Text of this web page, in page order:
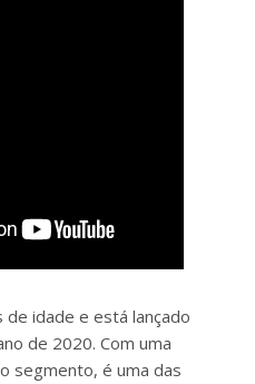
de idade e está lançado
de 2020. Com uma
segmento, é uma das